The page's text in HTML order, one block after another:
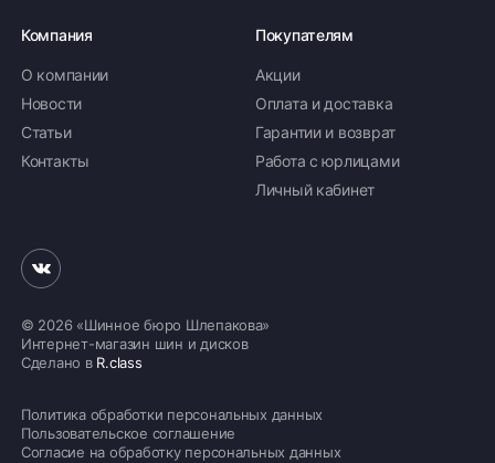
Компания
О компании
Новости
Статьи
Контакты
Покупателям
Акции
Оплата и доставка
Гарантии и возврат
Работа с юрлицами
Личный кабинет
© 2026 «Шинное бюро Шлепакова»
Интернет-магазин шин и дисков
Сделано в R.class
Политика обработки персональных данных
Пользовательское соглашение
Согласие на обработку персональных данных